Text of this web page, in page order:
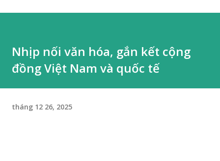
Nhịp nối văn hóa, gắn kết cộng
đồng Việt Nam và quốc tế
tháng 12 26, 2025